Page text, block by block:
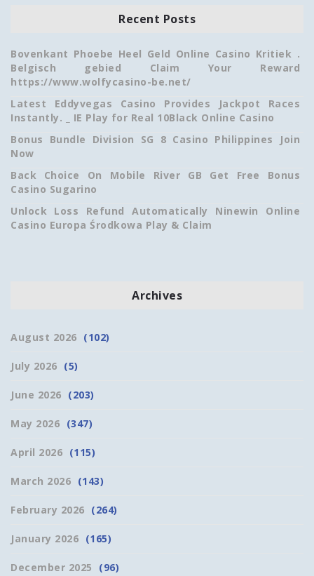
Recent Posts
Bovenkant Phoebe Heel Geld Online Casino Kritiek .
Belgisch gebied Claim Your Reward
https://www.wolfycasino-be.net/
Latest Eddyvegas Casino Provides Jackpot Races
Instantly. _ IE Play for Real 10Black Online Casino
Bonus Bundle Division SG 8 Casino Philippines Join
Now
Back Choice On Mobile River GB Get Free Bonus
Casino Sugarino
Unlock Loss Refund Automatically Ninewin Online
Casino Europa Środkowa Play & Claim
Archives
August 2026 (102)
July 2026 (5)
June 2026 (203)
May 2026 (347)
April 2026 (115)
March 2026 (143)
February 2026 (264)
January 2026 (165)
December 2025 (96)